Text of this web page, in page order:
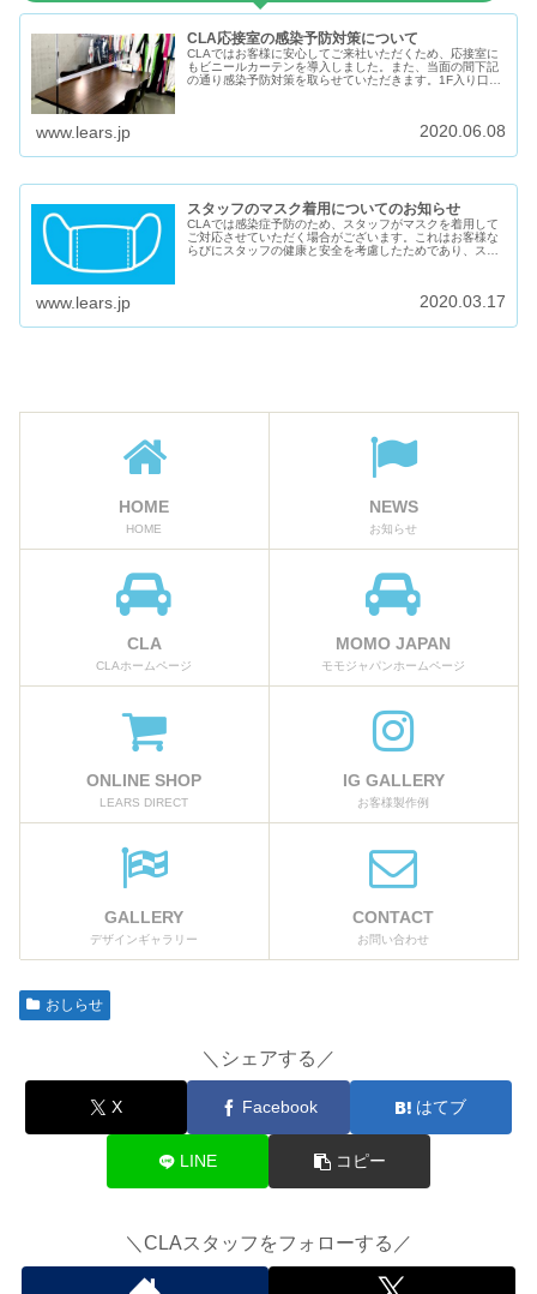
CLA応接室の感染予防対策について
CLAではお客様に安心してご来社いただくため、応接室に
もビニールカーテンを導入しました。また、当面の間下記
の通り感染予防対策を取らせていただきます。1F入り口に
www.lears.jp 2020.06.08
スタッフのマスク着用についてのお知らせ
CLAでは感染症予防のため、スタッフがマスクを着用して
ご対応させていただく場合がございます。これはお客様な
らびにスタッフの健康と安全を考慮したためであり、スタ
www.lears.jp 2020.03.17
HOME
HOME
NEWS
お知らせ
CLA
CLAホームページ
MOMO JAPAN
モモジャパンホームページ
ONLINE SHOP
LEARS DIRECT
IG GALLERY
お客様製作例
GALLERY
デザインギャラリー
CONTACT
お問い合わせ
おしらせ
＼シェアする／
X Facebook はてブ
LINE コピー
＼CLAスタッフをフォローする／